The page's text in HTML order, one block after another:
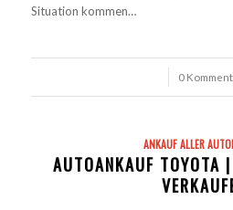
Situation kommen…
0
ANKAUF ALLER
AUTOANKAUF TOYOTA